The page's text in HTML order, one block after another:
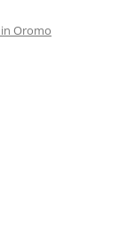
Oromo